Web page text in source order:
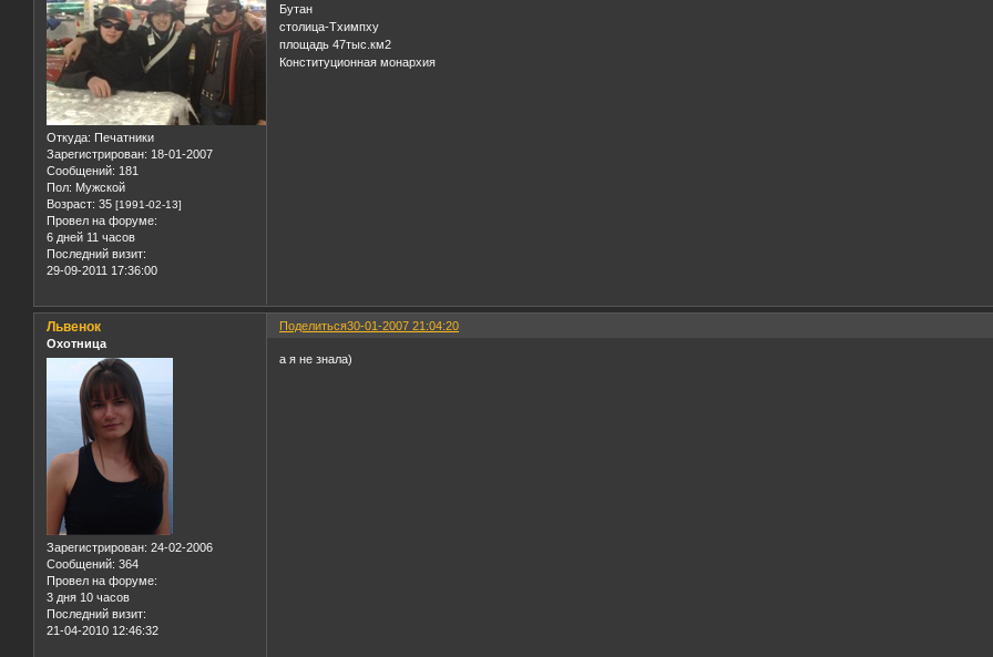
Откуда: Печатники
Зарегистрирован: 18-01-2007
Сообщений: 181
Пол: Мужской
Возраст: 35 [1991-02-13]
Провел на форуме:
6 дней 11 часов
Последний визит:
29-09-2011 17:36:00
Бутан
столица-Тхимпху
площадь 47тыс.км2
Конституционная монархия
Поделиться30-01-2007 21:04:20
Львенок
Охотница
Зарегистрирован: 24-02-2006
Сообщений: 364
Провел на форуме:
3 дня 10 часов
Последний визит:
21-04-2010 12:46:32
а я не знала)